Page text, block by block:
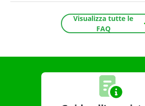
Visualizza tutte le
FAQ